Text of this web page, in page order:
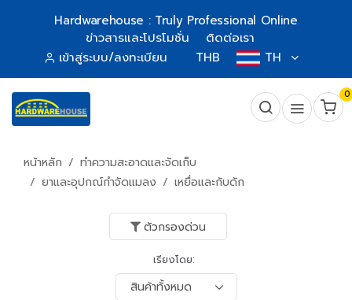
Hardwarehouse : Truly Professional Online
ข่าวสารและโปรโมชั่น
ติดต่อเรา
เข้าสู่ระบบ/ลงทะเบียน
THB TH
0
หน้าหลัก
ทำความสะอาดและจัดเก็บ
ยาและอุปกณ์กำจัดแมลง
เหยื่อและกับดัก
ตัวกรองด่วน
เรียงโดย: